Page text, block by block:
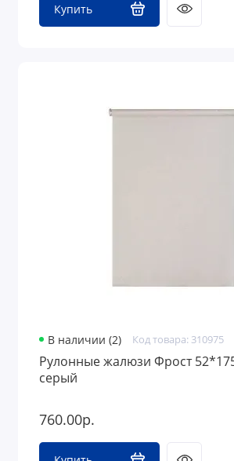
Купить
В наличии (2) Код товара: 310975
Рулонные жалюзи Фрост
серый
760.00р.